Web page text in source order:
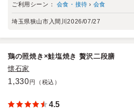
ご利用シーン： 会食・接待 › 会食
埼玉県狭山市入間川2026/07/27
鶏の照焼き×鮭塩焼き 贅沢二段膳
懐石家
1,330円（税込）
4.5